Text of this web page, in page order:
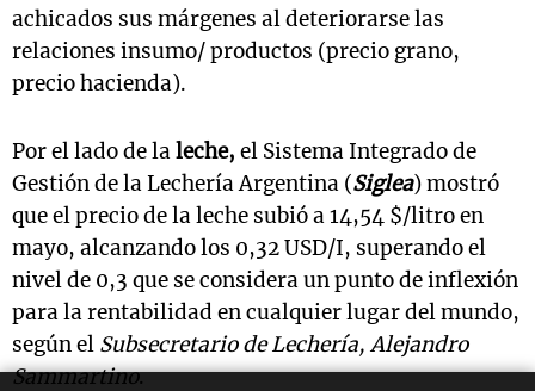
achicados sus márgenes al deteriorarse las
relaciones insumo/ productos (precio grano,
precio hacienda).
Por el lado de laleche, el Sistema Integrado de
Gestión de la Lechería Argentina (Siglea) mostró
que el precio de la leche subió a 14,54 $/litro en
mayo, alcanzando los 0,32 USD/I, superando el
nivel de 0,3 que se considera un punto de inflexión
para la rentabilidad en cualquier lugar del mundo,
según el Subsecretario de Lechería, Alejandro
Sammartino.